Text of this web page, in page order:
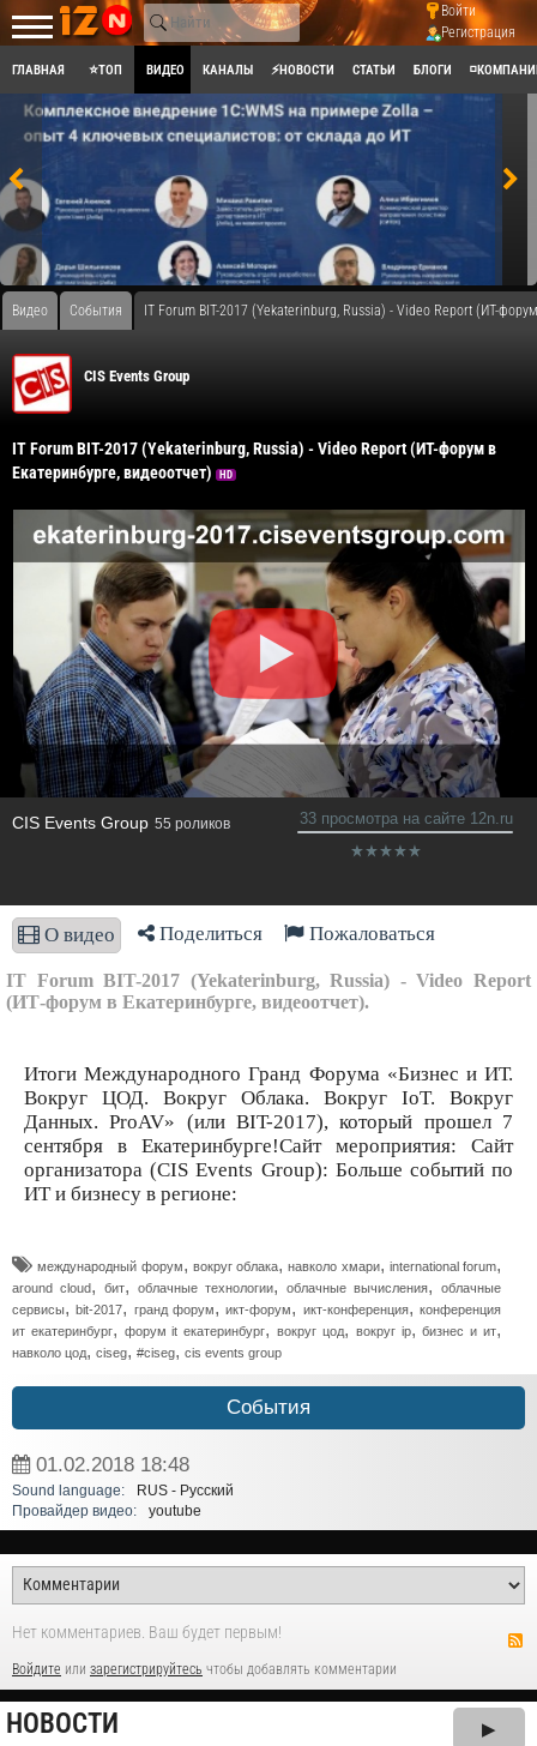
Войти
Регистрация
ГЛАВНАЯ ⭐ТОП ВИДЕО КАНАЛЫ ⚡НОВОСТИ СТАТЬИ БЛОГИ
Видео События IT Forum BIT-2017 (Yekaterinburg, Russia) - Video Report (ИТ-
CIS Events Group
IT Forum BIT-2017 (Yekaterinburg, Russia) - Video Report (ИТ-форум в
Екатеринбурге, видеоотчет)
HD
CIS Events Group 55 роликов 33 просмотра на сайте 12n.ru
О видео Поделиться Пожаловаться
IT Forum BIT-2017 (Yekaterinburg, Russia) - Video Report
(ИТ-форум в Екатеринбурге, видеоотчет).
Итоги Международного Гранд Форума «Бизнес и ИТ.
Вокруг ЦОД. Вокруг Облака. Вокруг IoT. Вокруг
Данных. ProAV» (или BIT-2017), который прошел 7
сентября в Екатеринбурге!Сайт мероприятия: Сайт
организатора (CIS Events Group): Больше событий по
ИТ и бизнесу в регионе:
международный форум, вокруг облака,навколо хмари, international forum,
around cloud, бит, облачные технологии, облачные вычисления,
облачные
сервисы,bit-2017, гранд форум,икт-форум, икт-конференция,конференция
ит екатеринбург, форум it екатеринбург,вокруг цод, вокруг ip,бизнес и ит,
навколо цод, ciseg, #ciseg, cis events group
События
01.02.2018 18:48
Sound language:
RUS - Русский
Провайдер видео:
youtube
Нет комментариев. Ваш будет первым!
Войдите или зарегистрируйтесь чтобы добавлять комментарии
НОВОСТИ ▶